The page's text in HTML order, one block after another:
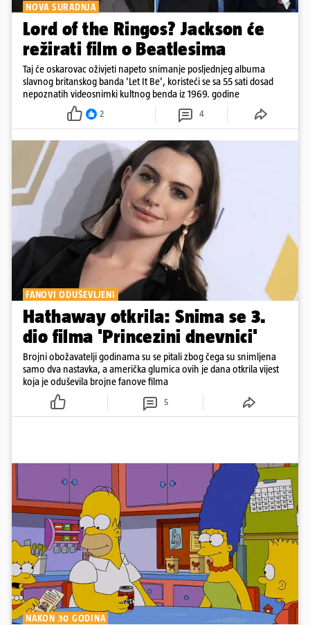
NOVA SURADNJA
Lord of the Ringos? Jackson će
režirati film o Beatlesima
Taj će oskarovac oživjeti napeto snimanje posljednjeg albuma
slavnog britanskog banda 'Let It Be', koristeći se sa 55 sati dosad
nepoznatih videosnimki kultnog benda iz 1969. godine
2 4
FANOVI ODUŠEVLJENI
Hathaway otkrila: Snima se 3.
dio filma 'Princezini dnevnici'
Brojni obožavatelji godinama su se pitali zbog čega su snimljena
samo dva nastavka, a američka glumica ovih je dana otkrila vijest
koja je oduševila brojne fanove filma
5
NAKON 30 GODINA